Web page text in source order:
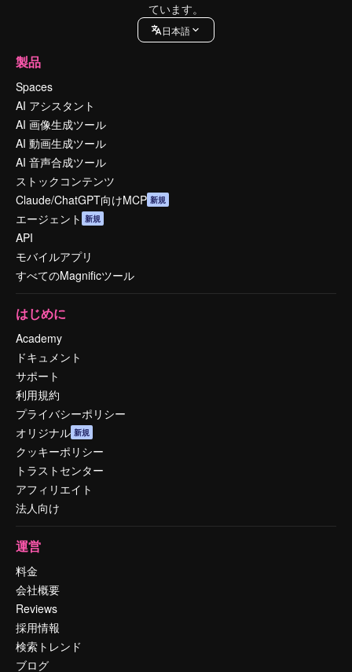
ています。
日本語
製品
Spaces
AI アシスタント
AI 画像生成ツール
AI 動画生成ツール
AI 音声合成ツール
ストックコンテンツ
Claude/ChatGPT向けMCP 新規
エージェント 新規
API
モバイルアプリ
すべてのMagnificツール
はじめに
Academy
ドキュメント
サポート
利用規約
プライバシーポリシー
オリジナル 新規
クッキーポリシー
トラストセンター
アフィリエイト
法人向け
運営
料金
会社概要
Reviews
採用情報
検索トレンド
ブログ